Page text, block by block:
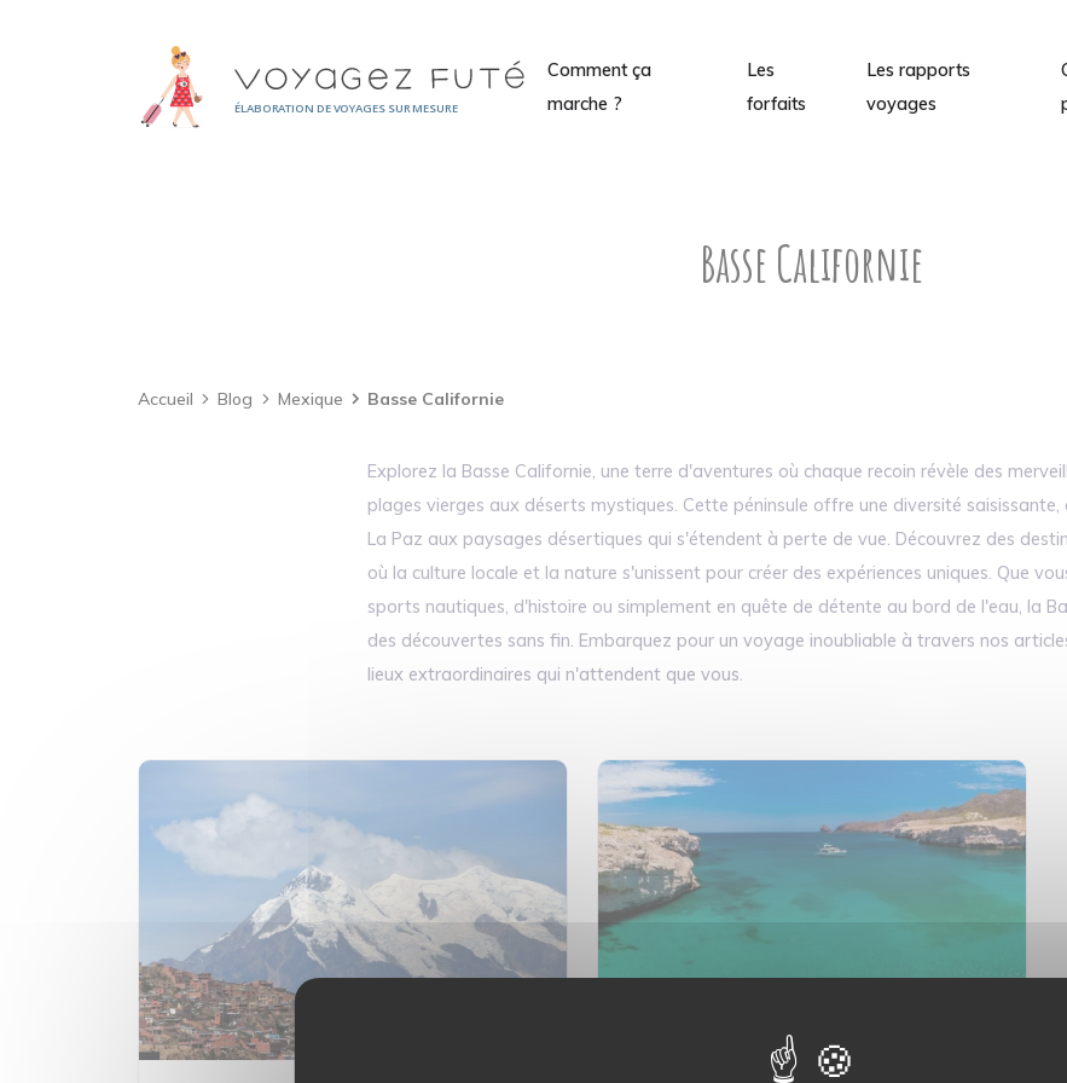
ÉLABORATION DE VOYAGES SUR MESURE
Comment ça
marche ?
Les
forfaits
Les rapports
voyages
Basse Californie
Accueil Blog Mexique Basse Californie
Explorez la Basse Californie, une terre d'aventures où chaque recoin révèle des
plages vierges aux déserts mystiques. Cette péninsule offre une diversité saisissante,
La Paz aux paysages désertiques qui s'étendent à perte de vue. Découvrez des
où la culture locale et la nature s'unissent pour créer des expériences uniques. Que
sports nautiques, d'histoire ou simplement en quête de détente au bord de l'eau, la
des découvertes sans fin. Embarquez pour un voyage inoubliable à travers nos
lieux extraordinaires qui n'attendent que vous.